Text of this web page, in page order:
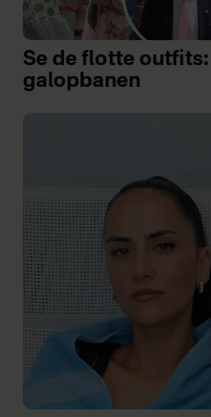
Se de flotte
galopbanen